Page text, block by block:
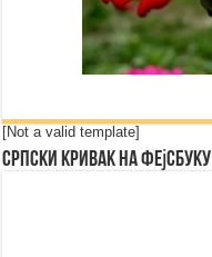
[Not a valid template]
Српски Кривак на Фејсбуку